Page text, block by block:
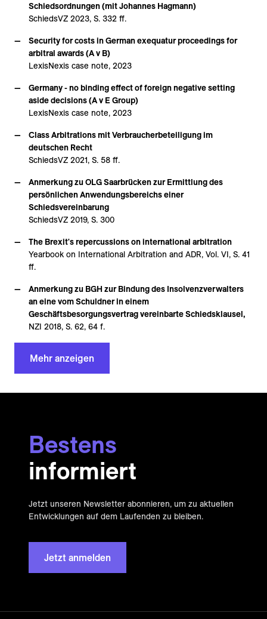
Schiedsordnungen (mit Johannes Hagmann)
SchiedsVZ 2023, S. 332 ff.
Security for costs in German exequatur proceedings for
arbitral awards (A v B)
LexisNexis case note, 2023
Germany - no binding effect of foreign negative setting
aside decisions (A v E Group)
LexisNexis case note, 2023
Class Arbitrations mit Verbraucherbeteiligung im
deutschen Recht
SchiedsVZ 2021, S. 58 ff.
Anmerkung zu OLG Saarbrücken zur Ermittlung des
persönlichen Anwendungsbereichs einer
Schiedsvereinbarung
SchiedsVZ 2019, S. 300
The Brexit's repercussions on international arbitration
Yearbook on International Arbitration and ADR, Vol. VI, S. 41
ff.
Anmerkung zu BGH zur Bindung des Insolvenzverwalters
an eine vom Schuldner in einem
Geschäftsbesorgungsvertrag vereinbarte Schiedsklausel,
NZI 2018, S. 62, 64 f.
Mehr anzeigen
Bestens
informiert
Jetzt unseren Newsletter abonnieren, um zu aktuellen
Entwicklungen auf dem Laufenden zu bleiben.
Jetzt anmelden